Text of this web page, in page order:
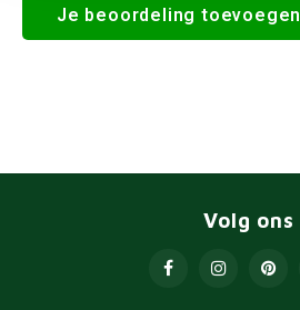
Je beoordeling toevoegen
Volg ons